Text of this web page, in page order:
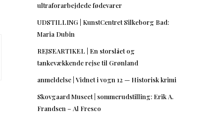
ultraforarbejdede fødevarer
UDSTILLING | KunstCentret Silkeborg Bad:
Maria Dubin
REJSEARTIKEL | En storslået og
tankevækkende rejse til Grønland
anmeldelse | Vidnet i vogn 12 — Historisk krimi
Skovgaard Museet | sommerudstilling: Erik A.
Frandsen – Al Fresco